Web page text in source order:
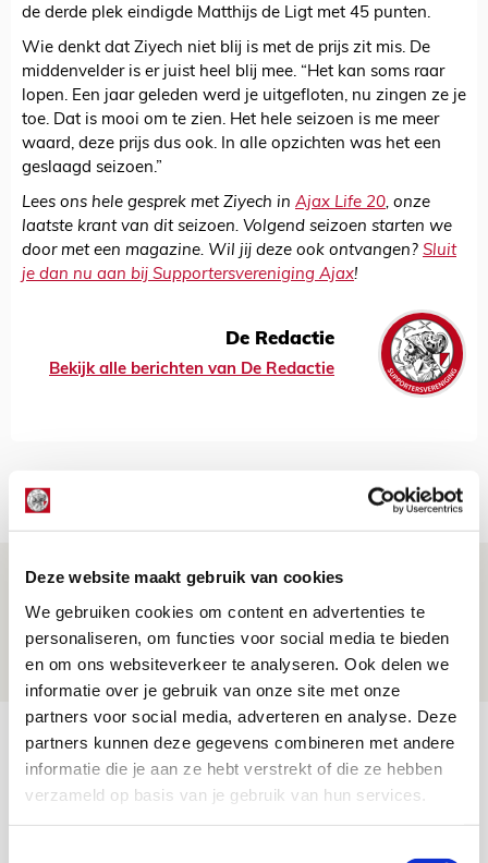
Deze website maakt gebruik van cookies
We gebruiken cookies om content en advertenties te
personaliseren, om functies voor social media te bieden
en om ons websiteverkeer te analyseren. Ook delen we
informatie over je gebruik van onze site met onze
partners voor social media, adverteren en analyse. Deze
partners kunnen deze gegevens combineren met andere
informatie die je aan ze hebt verstrekt of die ze hebben
verzameld op basis van je gebruik van hun services.
de derde plek eindigde Matthijs de Ligt met 45 punten.
Wie denkt dat Ziyech niet blij is met de prijs zit mis. De
middenvelder is er juist heel blij mee. “Het kan soms raar
lopen. Een jaar geleden werd je uitgefloten, nu zingen ze je
toe. Dat is mooi om te zien. Het hele seizoen is me meer
waard, deze prijs dus ook. In alle opzichten was het een
geslaagd seizoen.”
Lees ons hele gesprek met Ziyech in Ajax Life 20, onze
laatste krant van dit seizoen. Volgend seizoen starten we
door met een magazine. Wil jij deze ook ontvangen? Sluit
je dan nu aan bij Supportersvereniging Ajax!
De Redactie
Bekijk alle berichten van De Redactie
Net binnen //
Brandt: ‘Ajax en Cruijff bleven door
mijn hoofd spoken’
07 AUGUSTUS 2026 - 20:02
NIEUWS
Míchel geeft blessure-update en
spreekt over Godts, Baas en
aanwinsten